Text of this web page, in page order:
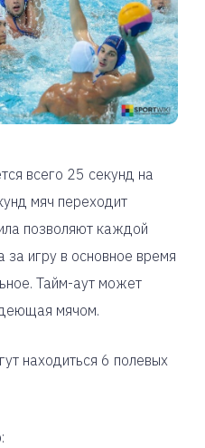
всего 25 секунд на
мяч переходит
позволяют каждой
за игру в основное время
Тайм-аут может
мячом.
находиться 6 полевых